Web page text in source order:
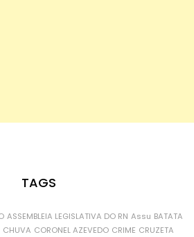
TAGS
ASSEMBLEIA LEGISLATIVA DO RN Assu BATATA
CHUVA CORONEL AZEVEDO CRIME CRUZETA